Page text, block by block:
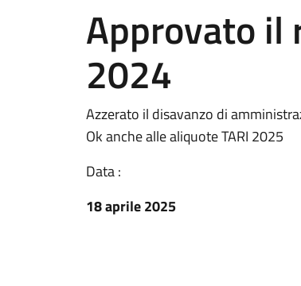
Approvato il
2024
Azzerato il disavanzo di
Ok anche alle aliquote TARI 2025
Data :
18 aprile 2025